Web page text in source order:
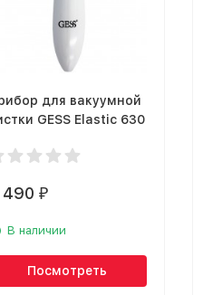
для вакуумной
GESS Elastic 630
490 ₽
В наличии
Посмотреть